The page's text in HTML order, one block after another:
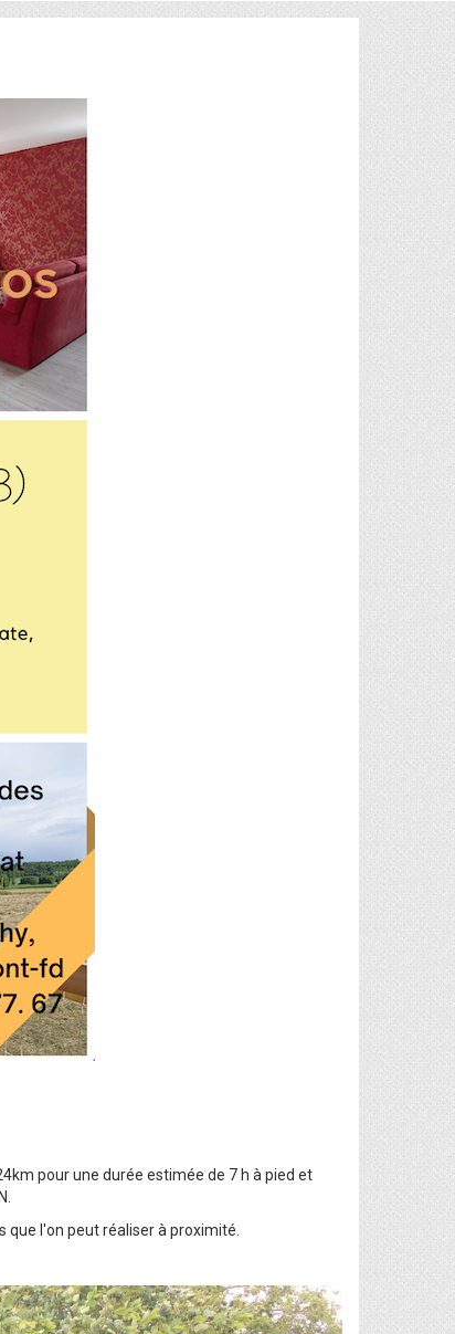
pour une durée estimée de 7 h à pied et
l'on peut réaliser à proximité.